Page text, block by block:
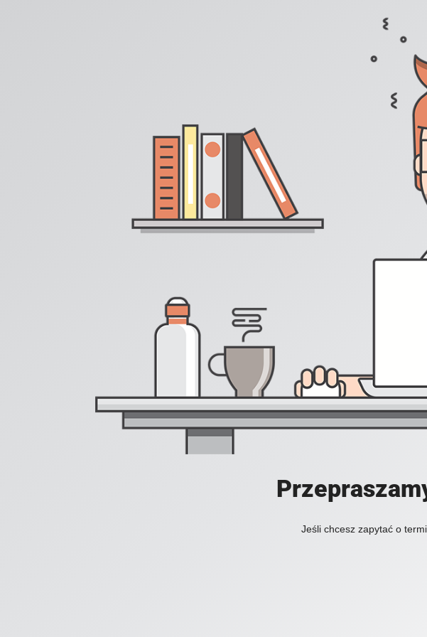
Jeśli chcesz zapytać o